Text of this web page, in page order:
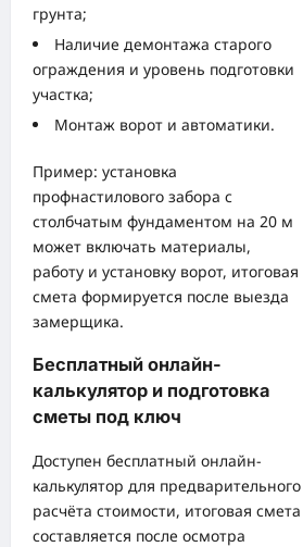
грунта;
Наличие демонтажа старого
ограждения и уровень подготовки
участка;
Монтаж ворот и автоматики.
Пример: установка
профнастилового забора с
столбчатым фундаментом на 20 м
может включать материалы,
работу и установку ворот, итоговая
смета формируется после выезда
замерщика.
Бесплатный онлайн-
калькулятор и подготовка
сметы под ключ
Доступен бесплатный онлайн-
калькулятор для предварительного
расчёта стоимости, итоговая смета
составляется после осмотра